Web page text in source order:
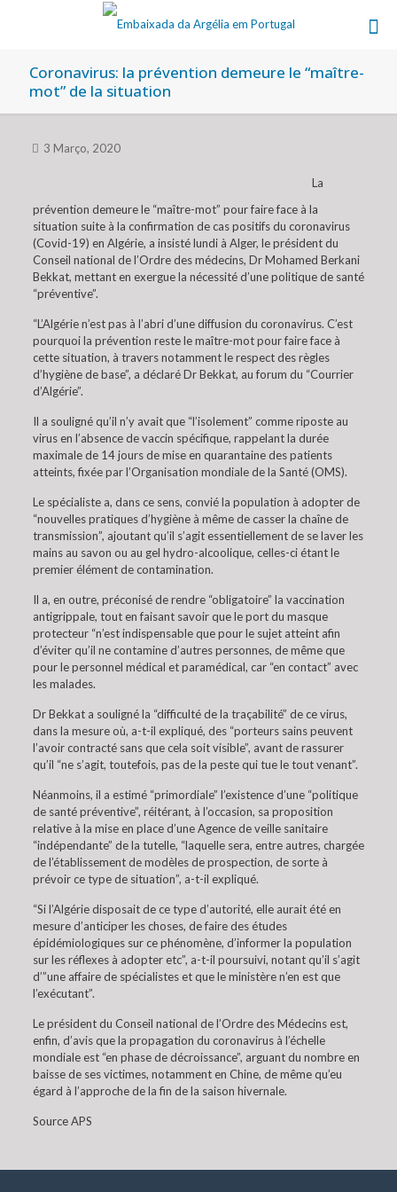
Coronavirus: la prévention demeure le “maître-
mot” de la situation
3 Março, 2020
La
prévention demeure le “maître-mot” pour faire face à la
situation suite à la confirmation de cas positifs du coronavirus
(Covid-19) en Algérie, a insisté lundi à Alger, le président du
Conseil national de l’Ordre des médecins, Dr Mohamed Berkani
Bekkat, mettant en exergue la nécessité d’une politique de santé
“préventive”.
“L’Algérie n’est pas à l’abri d’une diffusion du coronavirus. C’est
pourquoi la prévention reste le maître-mot pour faire face à
cette situation, à travers notamment le respect des règles
d’hygiène de base”, a déclaré Dr Bekkat, au forum du “Courrier
d’Algérie”.
Il a souligné qu’il n’y avait que “l’isolement” comme riposte au
virus en l’absence de vaccin spécifique, rappelant la durée
maximale de 14 jours de mise en quarantaine des patients
atteints, fixée par l’Organisation mondiale de la Santé (OMS).
Le spécialiste a, dans ce sens, convié la population à adopter de
“nouvelles pratiques d’hygiène à même de casser la chaîne de
transmission”, ajoutant qu’il s’agit essentiellement de se laver les
mains au savon ou au gel hydro-alcoolique, celles-ci étant le
premier élément de contamination.
Il a, en outre, préconisé de rendre “obligatoire” la vaccination
antigrippale, tout en faisant savoir que le port du masque
protecteur “n’est indispensable que pour le sujet atteint afin
d’éviter qu’il ne contamine d’autres personnes, de même que
pour le personnel médical et paramédical, car “en contact” avec
les malades.
Dr Bekkat a souligné la “difficulté de la traçabilité” de ce virus,
dans la mesure où, a-t-il expliqué, des “porteurs sains peuvent
l’avoir contracté sans que cela soit visible”, avant de rassurer
qu’il “ne s’agit, toutefois, pas de la peste qui tue le tout venant”.
Néanmoins, il a estimé “primordiale” l’existence d’une “politique
de santé préventive”, réitérant, à l’occasion, sa proposition
relative à la mise en place d’une Agence de veille sanitaire
“indépendante” de la tutelle, “laquelle sera, entre autres, chargée
de l’établissement de modèles de prospection, de sorte à
prévoir ce type de situation”, a-t-il expliqué.
“Si l’Algérie disposait de ce type d’autorité, elle aurait été en
mesure d’anticiper les choses, de faire des études
épidémiologiques sur ce phénomène, d’informer la population
sur les réflexes à adopter etc”, a-t-il poursuivi, notant qu’il s’agit
d’”une affaire de spécialistes et que le ministère n’en est que
l’exécutant”.
Le président du Conseil national de l’Ordre des Médecins est,
enfin, d’avis que la propagation du coronavirus à l’échelle
mondiale est “en phase de décroissance”, arguant du nombre en
baisse de ses victimes, notamment en Chine, de même qu’eu
égard à l’approche de la fin de la saison hivernale.
Source APS